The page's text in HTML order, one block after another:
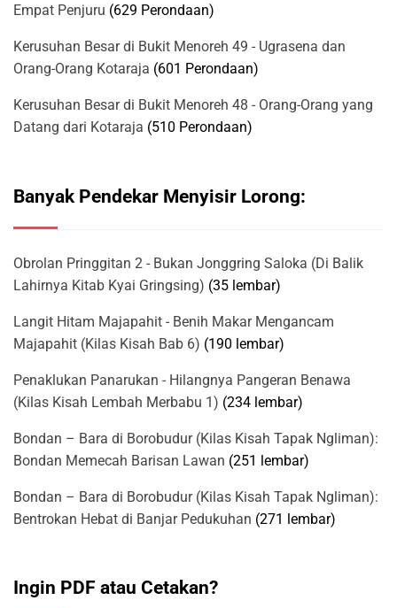
Empat Penjuru (629 Perondaan)
Kerusuhan Besar di Bukit Menoreh 49 - Ugrasena dan
Orang-Orang Kotaraja (601 Perondaan)
Kerusuhan Besar di Bukit Menoreh 48 - Orang-Orang yang
Datang dari Kotaraja (510 Perondaan)
Banyak Pendekar Menyisir Lorong:
Obrolan Pringgitan 2 - Bukan Jonggring Saloka (Di Balik
Lahirnya Kitab Kyai Gringsing) (35 lembar)
Langit Hitam Majapahit - Benih Makar Mengancam
Majapahit (Kilas Kisah Bab 6) (190 lembar)
Penaklukan Panarukan - Hilangnya Pangeran Benawa
(Kilas Kisah Lembah Merbabu 1) (234 lembar)
Bondan – Bara di Borobudur (Kilas Kisah Tapak Ngliman):
Bondan Memecah Barisan Lawan (251 lembar)
Bondan – Bara di Borobudur (Kilas Kisah Tapak Ngliman):
Bentrokan Hebat di Banjar Pedukuhan (271 lembar)
Ingin PDF atau Cetakan?